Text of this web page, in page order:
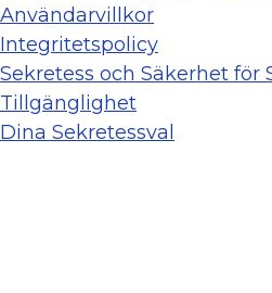
Användarvillkor
Integritetspolicy
Sekretess och Säkerhet för
Tillgänglighet
Dina Sekretessval